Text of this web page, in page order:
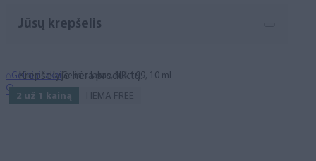
Jūsų krepšelis
Krepšelyje nėra produktų.
⌂Geliniai lakai Gelinis lakas, NR. 199, 10 ml
2 už 1 kainą HEMA FREE
🔍